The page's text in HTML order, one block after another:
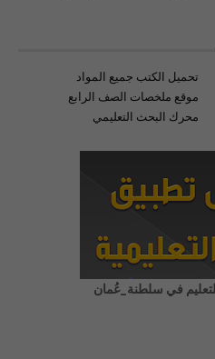
تحميل الكتب جميع المواد
موقع ملخصات الصف الرابع
محرك البحث التعليمي
في سلطنة_عُمان